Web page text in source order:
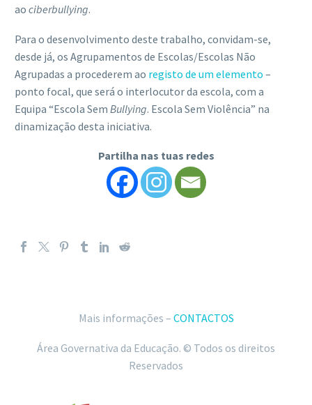
ao ciberbullying.
Para o desenvolvimento deste trabalho, convidam-se,
desde já, os Agrupamentos de Escolas/Escolas Não
Agrupadas a procederem ao registo de um elemento –
ponto focal, que será o interlocutor da escola, com a
Equipa “Escola Sem Bullying. Escola Sem Violência” na
dinamização desta iniciativa.
Partilha nas tuas redes
Mais informações – CONTACTOS
Área Governativa da Educação. © Todos os direitos
Reservados